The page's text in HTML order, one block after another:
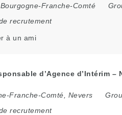
Bourgogne-Franche-Comté
recrutement
à un ami
d’Agence d’Intérim –
Franche-Comté Nevers
recrutement